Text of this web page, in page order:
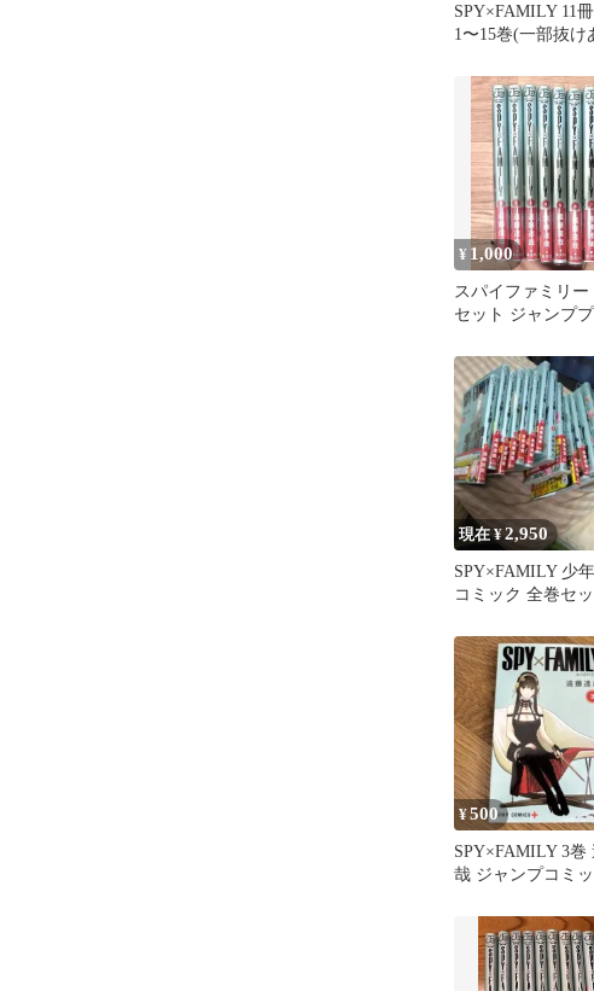
SPY×FAMILY 11
1〜15巻(一部抜け
¥ 1,000
スパイファミリー
セット ジャンプ
現在 ¥2,950
SPY×FAMILY 少
コミック 全巻セッ
¥500
SPY×FAMILY 3巻
哉 ジャンプコミ